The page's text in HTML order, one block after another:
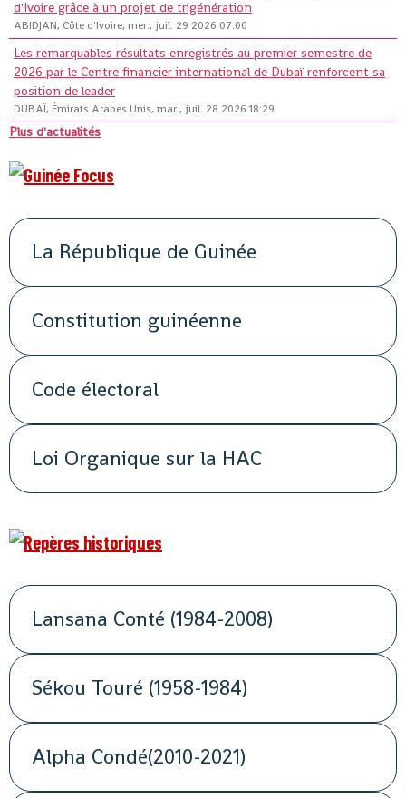
d'Ivoire grâce à un projet de trigénération
ABIDJAN, Côte d'Ivoire, mer., juil. 29 2026 07:00
Les remarquables résultats enregistrés au premier semestre de
2026 par le Centre financier international de Dubaï renforcent sa
position de leader
DUBAÏ, Émirats Arabes Unis, mar., juil. 28 2026 18:29
Plus d'actualités
La République de Guinée
Constitution guinéenne
Code électoral
Loi Organique sur la HAC
Lansana Conté (1984-2008)
Sékou Touré (1958-1984)
Alpha Condé(2010-2021)